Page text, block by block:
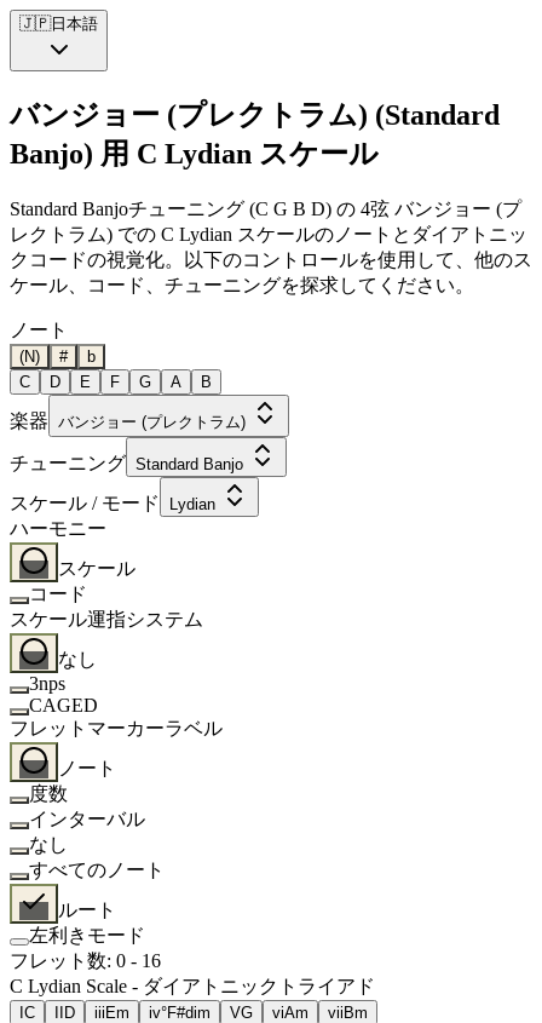
🇯🇵日本語
バンジョー (プレクトラム) (Standard
Banjo) 用 C Lydian スケール
Standard Banjoチューニング (C G B D) の 4弦 バンジョー (プ
レクトラム) での C Lydian スケールのノートとダイアトニッ
クコードの視覚化。以下のコントロールを使用して、他のス
ケール、コード、チューニングを探求してください。
ノート
(N) #
b
C
D E F G A B
楽器 バンジョー (プレクトラム)
チューニング Standard Banjo
スケール / モード Lydian
ハーモニー
スケール
コード
スケール運指システム
なし
3nps
CAGED
フレットマーカーラベル
ノート
度数
インターバル
なし
すべてのノート
ルート
左利きモード
フレット数: 0 - 16
C Lydian Scale - ダイアトニックトライアド
C D iii Em iv°F#dim VG viAm vii Bm